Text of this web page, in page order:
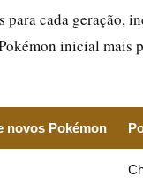
cada geração,
inicial mais
novos Pokémon